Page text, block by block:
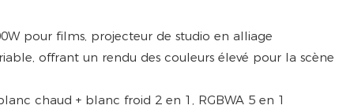
chaud + blanc froid 2 en 1, RGBWA 5 en 1